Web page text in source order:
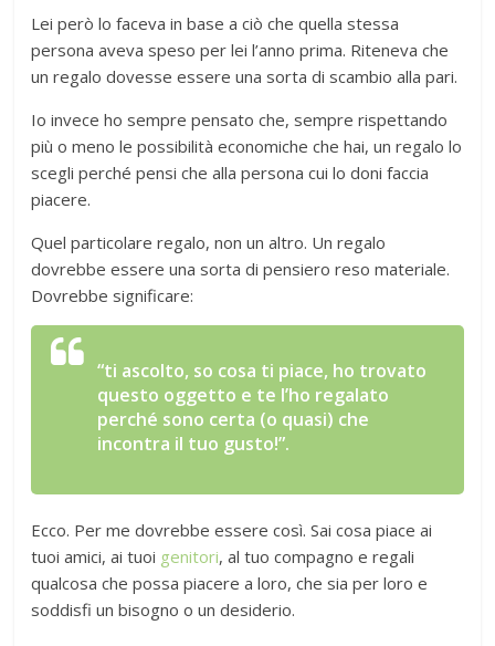
Lei però lo faceva in base a ciò che quella stessa
persona aveva speso per lei l’anno prima. Riteneva che
un regalo dovesse essere una sorta di scambio alla pari.
Io invece ho sempre pensato che, sempre rispettando
più o meno le possibilità economiche che hai, un regalo lo
scegli perché pensi che alla persona cui lo doni faccia
piacere.
Quel particolare regalo, non un altro. Un regalo
dovrebbe essere una sorta di pensiero reso materiale.
Dovrebbe significare:
“ti ascolto, so cosa ti piace, ho trovato
questo oggetto e te l’ho regalato
perché sono certa (o quasi) che
incontra il tuo gusto!”.
Ecco. Per me dovrebbe essere così. Sai cosa piace ai
tuoi amici, ai tuoi genitori, al tuo compagno e regali
qualcosa che possa piacere a loro, che sia per loro e
soddisfi un bisogno o un desiderio.